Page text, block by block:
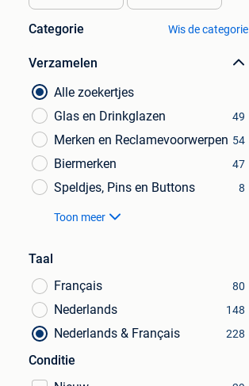
Categorie Wis de categorie
Verzamelen
Alle zoekertjes
Glas en Drinkglazen
49
Merken en Reclamevoorwerpen 54
Biermerken 47
Speldjes, Pins en Buttons 8
Toon meer
Taal
Français
80
Nederlands 148
Nederlands & Français 228
Conditie